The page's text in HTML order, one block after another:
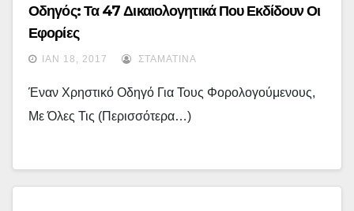
Οδηγός: Τα 47 Δικαιολογητικά Που Εκδίδουν Οι
Εφορίες
ΙΑΝ 18, 2017 ΣΤΑΜΑΤΊΝΑ
Έναν Χρηστικό Οδηγό Για Τους Φορολογούμενους,
Με Όλες Τις (περισσότερα…)